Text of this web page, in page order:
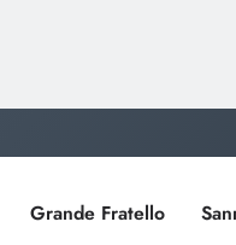
Grande Fratello